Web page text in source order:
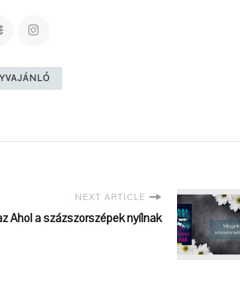
NEXT ARTICLE
Ahol a százszorszépek nyílnak